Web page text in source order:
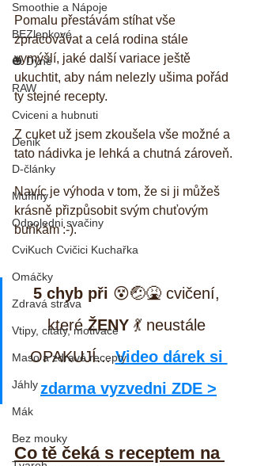
Smoothie a Nápoje
BEZlepkové
🎃 Dýně
RAW
Cviceni a hubnuti
Denik
D-články
Muffiny
Odpoledni svačiny
CviKuch Cvičici Kuchařka
Omáčky
Zdravá strava
Vtipy, citáty, motivace
Maso a zdravé recepty
Jáhly
Mák
Bez mouky
Pomalu přestávám stíhat vše
zpracovávat a celá rodina stále
vymýšlí, jaké další variace ještě
ukuchtit, aby nám nelezly ušima pořád
ty stejné recepty.
Z cuket už jsem zkoušela vše možné a
tato nádivka je lehká a chutná zároveň.
Navíc je výhoda v tom, že si ji můžeš
krásně přizpůsobit svým chuťovým
buňkám :-).
5 chyb při 😵🤕🤮 cvičení,
které ŽENY 💃 neustále
OPAKUJÍ... Video dárek si
zdarma vyzvedni ZDE >
Co tě čeká s receptem na